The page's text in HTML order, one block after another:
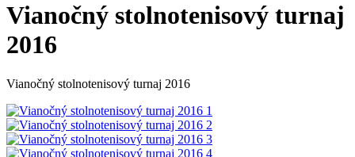
Vianočný stolnotenisový turnaj
2016
Vianočný stolnotenisový turnaj 2016